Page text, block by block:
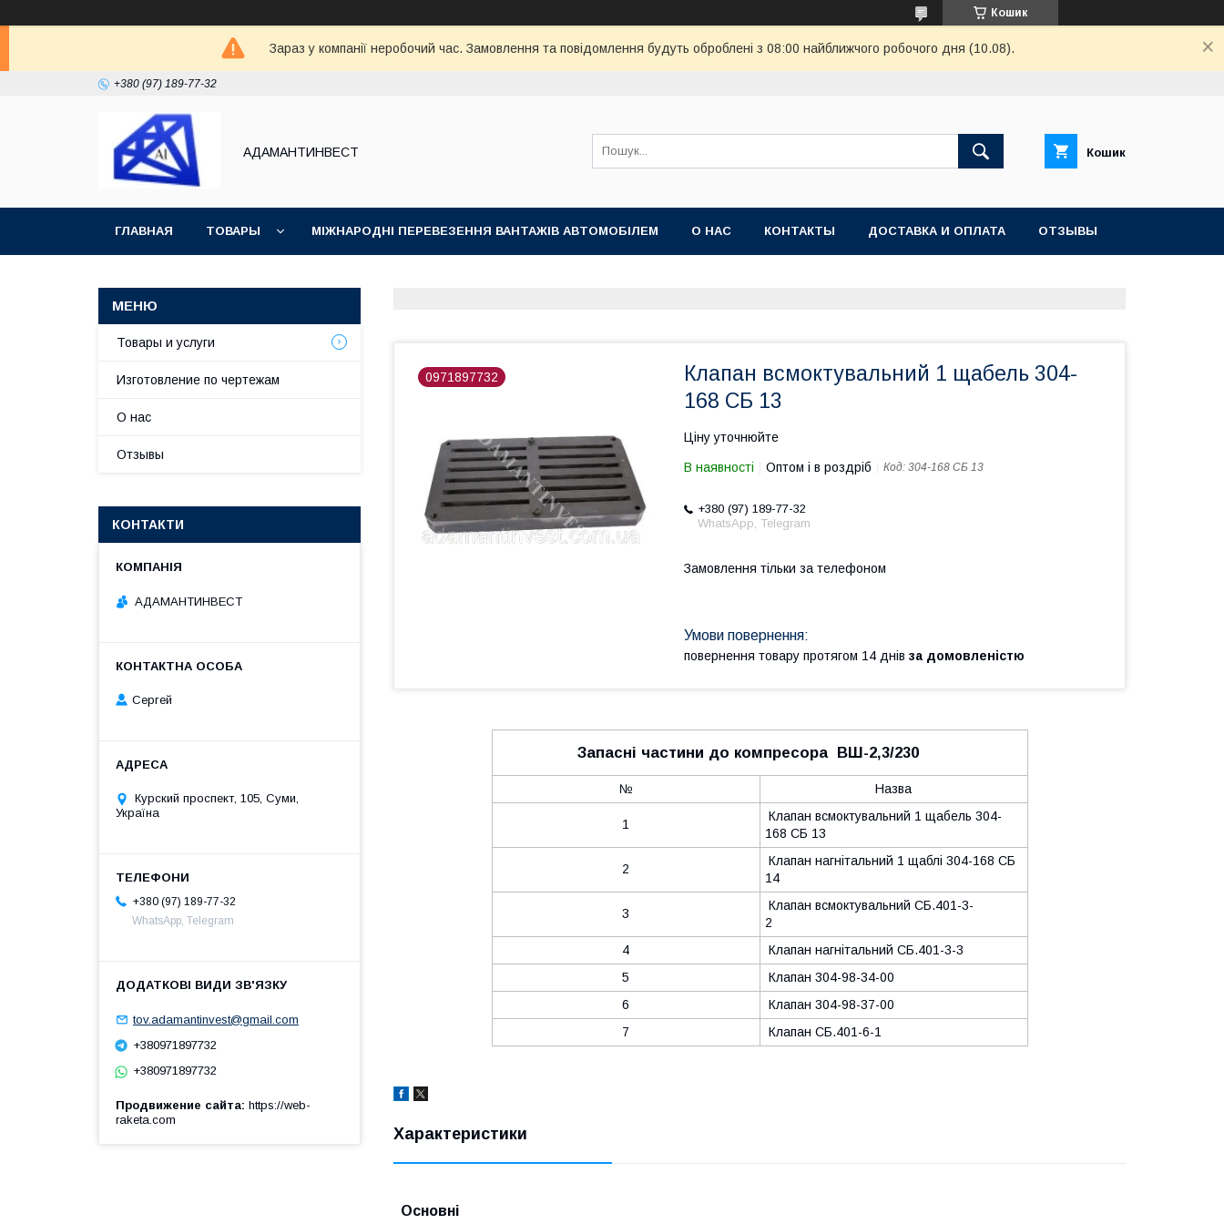
Кошик
Зараз у компанії неробочий час. Замовлення та повідомлення будуть оброблені з 08:00 найближчого робочого дня (10.08).
+380 (97) 189-77-32
АДАМАНТИНВЕСТ Кошик
ГЛАВНАЯ ТОВАРЫ МІЖНАРОДНІ ПЕРЕВЕЗЕННЯ ВАНТАЖІВ АВТОМОБІЛЕМ О НАС КОНТАКТЫ ДОСТАВКА И ОПЛАТА ОТЗЫВЫ
0971897732
Клапан всмоктувальний 1 щабель 304-
168 СБ 13
Ціну уточнюйте
В наявності Оптом і в роздріб Код: 304-168 СБ 13
+380 (97) 189-77-32
WhatsApp, Telegram
Замовлення тільки за телефоном
повернення товару протягом 14 днів за домовленістю
Запасні частини до компресора ВШ-2,3/230
№ Назва
1
Клапан всмоктувальний 1 щабель 304-
168 СБ 13
2
Клапан нагнітальний 1 щаблі 304-168 СБ
14
3
Клапан всмоктувальний СБ.401-3-
2
4
Клапан нагнітальний СБ.401-3-3
5
Клапан 304-98-34-00
6
Клапан 304-98-37-00
7
Клапан СБ.401-6-1
Характеристики
Основні
Товары и услуги
Изготовление по чертежам
О нас
Отзывы
КОНТАКТИ
АДАМАНТИНВЕСТ
Сергей
Курский проспект, 105, Суми,
Україна
+380 (97) 189-77-32
WhatsApp, Telegram
tov.adamantinvest@gmail.com
+380971897732
+380971897732
Продвижение сайта https://web-
raketa.com